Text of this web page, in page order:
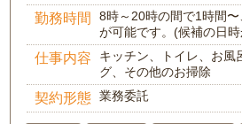
勤務時間
8時～20時の間で1時間
が可能です。(候補の日
仕事内容
キッチン、トイレ、お風
グ、その他のお掃除
契約形態 業務委託